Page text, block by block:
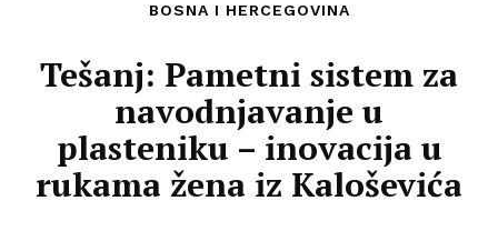
BOSNA I HERCEGOVINA
Tešanj: Pametni sistem za
navodnjavanje u
plasteniku – inovacija u
rukama žena iz Kaloševića